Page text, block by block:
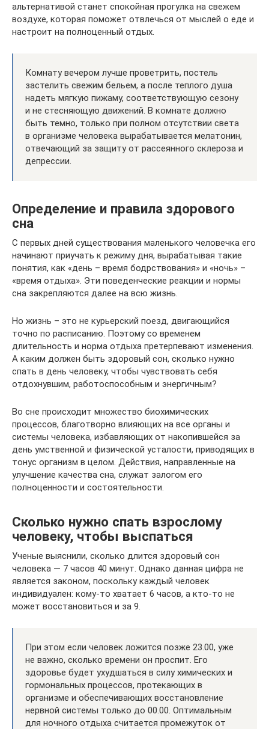
альтернативой станет спокойная прогулка на свежем
воздухе, которая поможет отвлечься от мыслей о еде и
настроит на полноценный отдых.
Комнату вечером лучше проветрить, постель
застелить свежим бельем, а после теплого душа
надеть мягкую пижаму, соответствующую сезону
и не стесняющую движений. В комнате должно
быть темно, только при полном отсутствии света
в организме человека вырабатывается мелатонин,
отвечающий за защиту от рассеянного склероза и
депрессии.
Определение и правила здорового
сна
С первых дней существования маленького человечка его
начинают приучать к режиму дня, вырабатывая такие
понятия, как «день – время бодрствования» и «ночь» –
«время отдыха». Эти поведенческие реакции и нормы
сна закрепляются далее на всю жизнь.
Но жизнь – это не курьерский поезд, двигающийся
точно по расписанию. Поэтому со временем
длительность и норма отдыха претерпевают изменения.
А каким должен быть здоровый сон, сколько нужно
спать в день человеку, чтобы чувствовать себя
отдохнувшим, работоспособным и энергичным?
Во сне происходит множество биохимических
процессов, благотворно влияющих на все органы и
системы человека, избавляющих от накопившейся за
день умственной и физической усталости, приводящих в
тонус организм в целом. Действия, направленные на
улучшение качества сна, служат залогом его
полноценности и состоятельности.
Сколько нужно спать взрослому
человеку, чтобы выспаться
Ученые выяснили, сколько длится здоровый сон
человека — 7 часов 40 минут. Однако данная цифра не
является законом, поскольку каждый человек
индивидуален: кому-то хватает 6 часов, а кто-то не
может восстановиться и за 9.
При этом если человек ложится позже 23.00, уже
не важно, сколько времени он проспит. Его
здоровье будет ухудшаться в силу химических и
гормональных процессов, протекающих в
организме и обеспечивающих восстановление
нервной системы только до 00.00. Оптимальным
для ночного отдыха считается промежуток от